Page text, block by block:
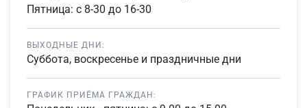
Пятница: с 8-30 до 16-30
ВЫХОДНЫЕ ДНИ:
Суббота, воскресенье и праздничные дни
ГРАФИК ПРИЁМА ГРАЖДАН: